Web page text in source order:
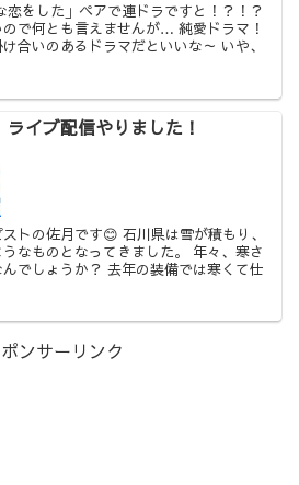
をした」ペアで連ドラですと！？！？
で何とも言えませんが… 純愛ドラマ！
合いのあるドラマだといいな～ いや、
ライブ配信やりました！
トの佐月です😊 石川県は雪が積もり、
なものとなってきました。 年々、寒さ
でしょうか？ 去年の装備では寒くて仕
ンサーリンク